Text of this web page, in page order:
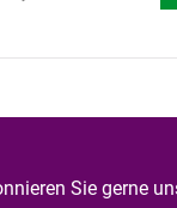
Sie gerne